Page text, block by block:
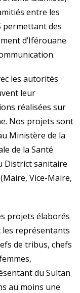
entre les
permettant des
d’Iférouane
les autorités
leur
réalisées sur
Nos projets sont
Ministère de la
de la Santé
District sanitaire
Vice-Maire,
projets élaborés
les représentants
de tribus, chefs
du Sultan
au moins une